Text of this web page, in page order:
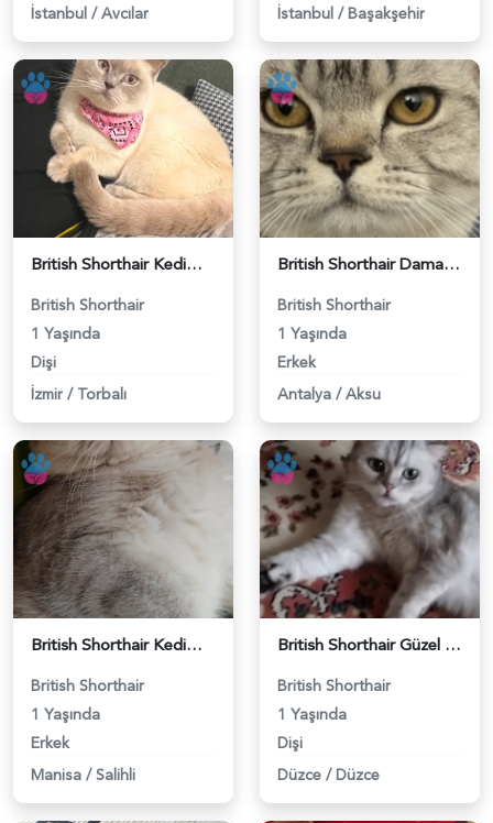
İstanbul / Avcılar İstanbul / Başakşehir
British Shorthair Kedime Eş Arıyorum - 118984649
British Shorthair
1 Yaşında
Dişi
İzmir / Torbalı
British Shorthair Damadımıza Gelin Arıyoruz - 118984627
British Shorthair
1 Yaşında
Erkek
Antalya / Aksu
British Shorthair Kedimize eş arıyoruz - 118984628
British Shorthair
1 Yaşında
Erkek
Manisa / Salihli
British Shorthair Güzel kızımıza eş arıyoruz - 118984633
British Shorthair
1 Yaşında
Dişi
Düzce / Düzce